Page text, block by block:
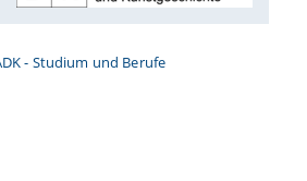
- Studium und Berufe